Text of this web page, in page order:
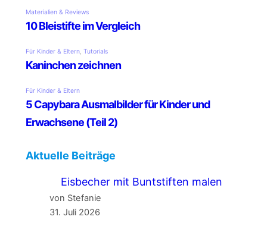
Aktuelle Beiträge
Eisbecher mit Buntstiften malen
von Stefanie
31. Juli 2026